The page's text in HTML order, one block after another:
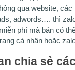
qua website, các
adwords…. thì
phí mà bán có
cá nhân hoặc
chia sẻ